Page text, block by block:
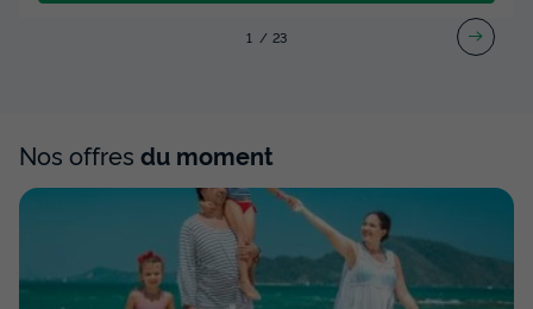
1 23
Nos offres du moment